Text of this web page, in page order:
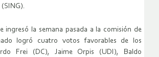
ingresó la semana pasada a la comisión de
logró cuatro votos favorables de los
Frei (DC), Jaime Orpis (UDI), Baldo